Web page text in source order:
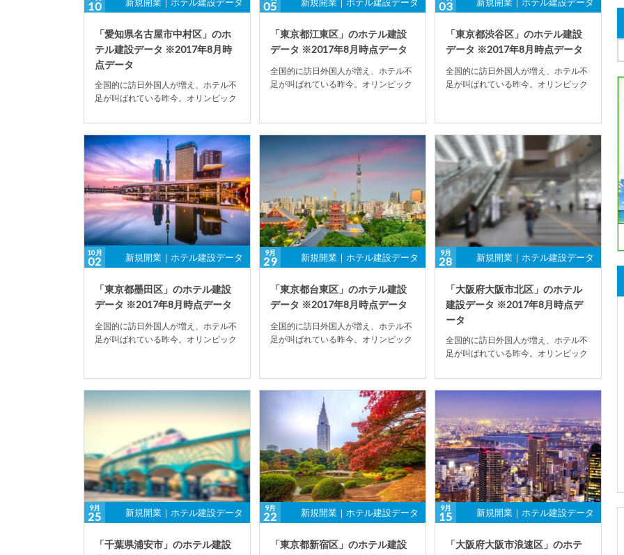
10
「愛知県名古屋市中村区」のホ
テル建設データ ※2017年8月時
点データ
全国的に訪日外国人が増え、ホテル不
足が叫ばれている昨今。オリンピック
が全国的に増加の傾...
05
「東京都江東区」のホテル建設
データ ※2017年8月時点データ
全国的に訪日外国人が増え、ホテル不
足が叫ばれている昨今。オリンピック
03
「東京都渋谷区」のホテル建設
データ ※2017年8月時点データ
全国的に訪日外国人が増え、ホテル不
足が叫ばれている昨今。オリンピック
10月
02 新規開業｜ホテル建設データ
「東京都墨田区」のホテル建設
データ ※2017年8月時点データ
全国的に訪日外国人が増え、ホテル不
足が叫ばれている昨今。オリンピック
9月
29 新規開業｜ホテル建設データ
「東京都台東区」のホテル建設
データ ※2017年8月時点データ
全国的に訪日外国人が増え、ホテル不
足が叫ばれている昨今。オリンピック
9月
28 新規開業｜ホテル建設データ
「大阪府大阪市北区」のホテル
建設データ ※2017年8月時点デ
ータ
全国的に訪日外国人が増え、ホテル不
足が叫ばれている昨今。オリンピック
が全国的に増加の傾...
9月
25 新規開業｜ホテル建設データ
「千葉県浦安市」のホテル建設
9月
22 新規開業｜ホテル建設データ
「東京都新宿区」のホテル建設
9月
15 新規開業｜ホテル建設データ
「大阪府大阪市浪速区」のホテ